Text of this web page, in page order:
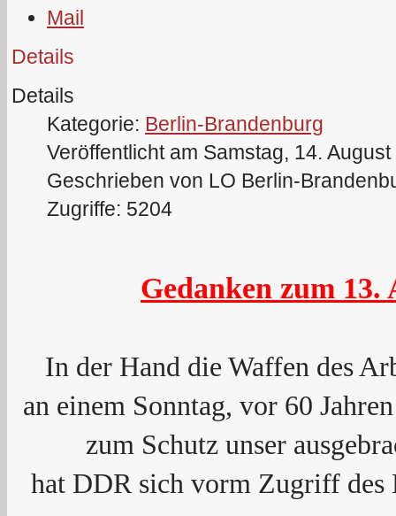
Details
Details
Kategorie: Berlin-Brandenburg
Veröffentlicht am Samstag, 14.
Geschrieben von LO Berlin-
Zugriffe: 5204
Gedanken zum 13.
In der Hand die Waffen des
an einem Sonntag, vor 60
zum Schutz unser
hat DDR sich vorm Zugriff des